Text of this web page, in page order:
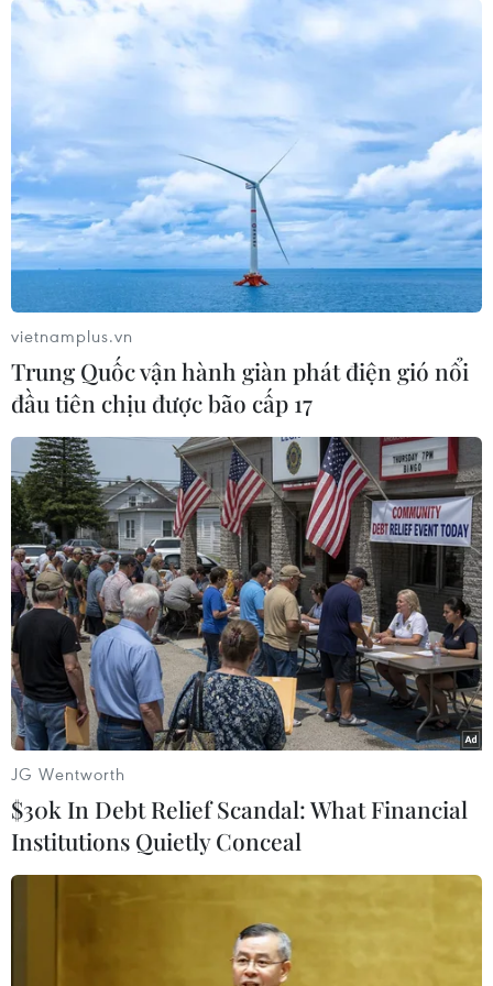
Phim chiến tranh 'Midway' bất ngờ vượt
mặt phim kinh dị 'Doctor Sleep'
11/11/2019 08:15
Bộ phim chiến tranh “Midway” của đạo diễn Roland
Emmerich bất ngờ vượt mặt phim kinh dị “Doctor Sleep”
để trở thành tác phẩm ăn khách nhất phòng vé Bắc Mỹ
với 17,5 triệu USD.
vietnamplus.vn
Trung Quốc vận hành giàn phát điện gió nổi
đầu tiên chịu được bão cấp 17
JG Wentworth
$30k In Debt Relief Scandal: What Financial
Institutions Quietly Conceal